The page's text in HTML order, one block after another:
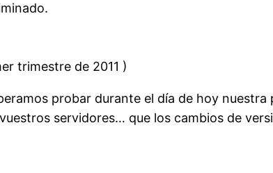
trimestre de 2011 )
probar durante el día de hoy
servidores… que los cambios de